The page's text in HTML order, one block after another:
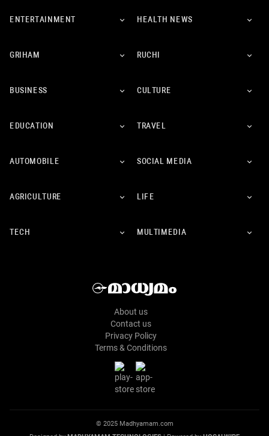
ENTERTAINMENT HEALTH NEWS
GRIHAM RUCHI
BUSINESS CULTURE
EDUCATION TRAVEL
AUTOMOBILE SOCIAL MEDIA
AGRICULTURE LIFE
TECH MULTIMEDIA
About us
Contact us
Privacy Policy
Terms & Conditions
© 2025 Madhyamam.com